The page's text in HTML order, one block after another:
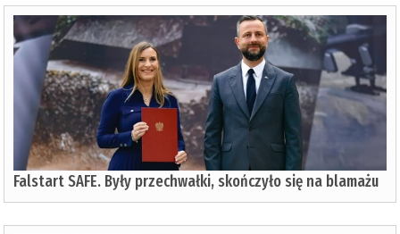
Falstart SAFE. Były przechwałki, skończyło się na blamażu